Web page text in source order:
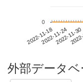
2022-11-182022-11-242022-11-30
0
外部データ